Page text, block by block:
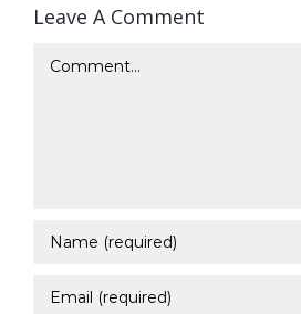
Leave A Comment
Comment